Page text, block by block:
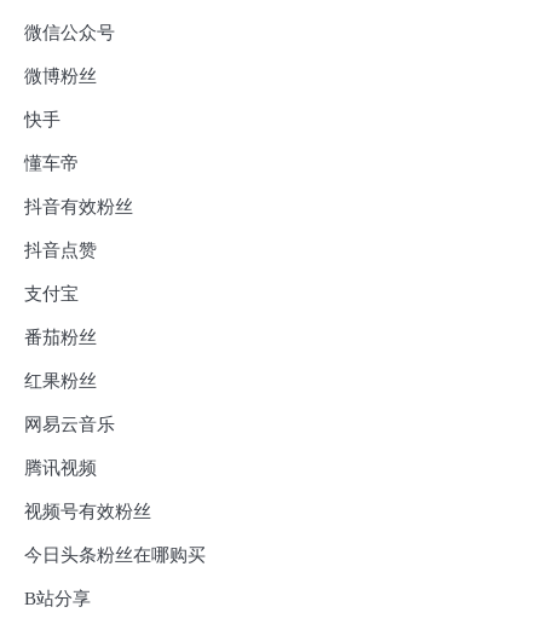
微信公众号
微博粉丝
快手
懂车帝
抖音有效粉丝
抖音点赞
支付宝
番茄粉丝
红果粉丝
网易云音乐
腾讯视频
视频号有效粉丝
今日头条粉丝在哪购买
B站分享